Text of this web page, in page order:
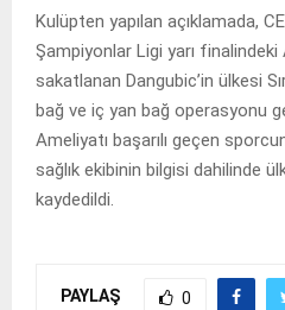
Kulüpten yapılan açıklamada,
Şampiyonlar Ligi yarı
sakatlanan Dangubic’in ülkesi
bağ ve iç yan bağ operasyonu
Ameliyatı başarılı geçen
sağlık ekibinin bilgisi dahilinde
kaydedildi.
PAYLAŞ 0